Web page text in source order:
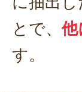
とで、他
す。